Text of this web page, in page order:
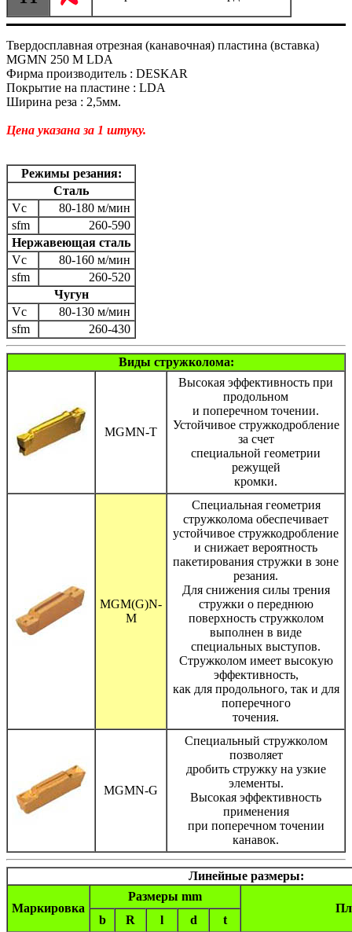
Твердосплавная отрезная (канавочная) пластина (вставка)
MGMN 250 M LDA
Фирма производитель : DESKAR
Покрытие на пластине : LDA
Ширина реза : 2,5мм.
Цена указана за 1 штуку.
Режимы резания:
Сталь
Vc
80-180 м/мин
sfm
260-590
Нержавеющая сталь
Vc
80-160 м/мин
sfm
260-520
Чугун
Vc
80-130 м/мин
sfm
260-430
Виды стружколома:
MGMN-T
Высокая эффективность при
продольном
и поперечном точении.
Устойчивое стружкодробление
за счет
специальной геометрии
режущей
кромки.
MGM(G)N-
M
Специальная геометрия
стружколома обеспечивает
устойчивое стружкодробление
и снижает вероятность
пакетирования стружки в зоне
резания.
Для снижения силы трения
стружки о переднюю
поверхность стружколом
выполнен в виде
специальных выступов.
Стружколом имеет высокую
эффективность,
как для продольного, так и для
поперечного
точения.
MGMN-G
Специальный стружколом
позволяет
дробить стружку на узкие
элементы.
Высокая эффективность
применения
при поперечном точении
канавок.
Линейные размеры:
Маркировка
Размеры mm
b
R l d
t